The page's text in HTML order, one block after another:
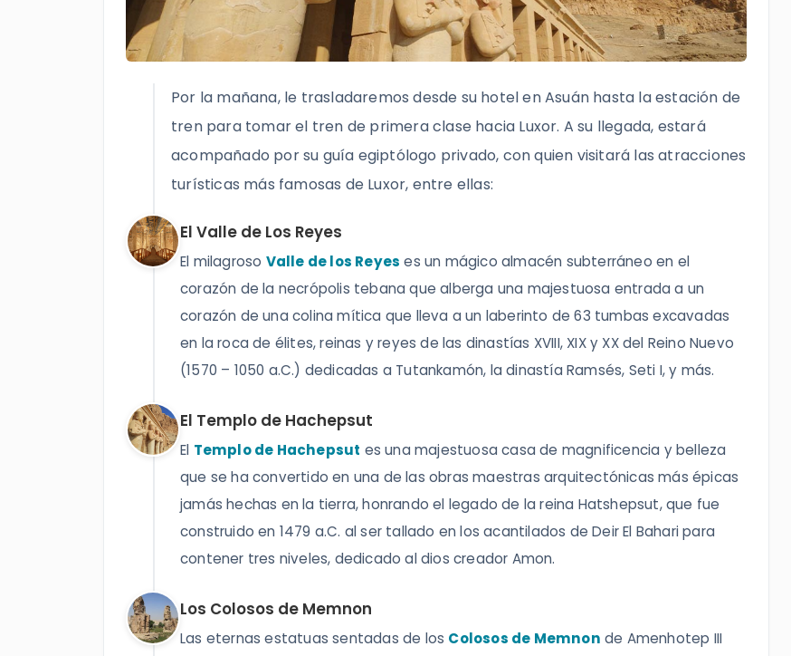
Por la mañana, le trasladaremos desde su hotel en Asuán hasta la estación de
tren para tomar el tren de primera clase hacia Luxor. A su llegada, estará
acompañado por su guía egiptólogo privado, con quien visitará las atracciones
turísticas más famosas de Luxor, entre ellas:
El Valle de Los Reyes
El milagroso Valle de los Reyes es un mágico almacén subterráneo en el
corazón de la necrópolis tebana que alberga una majestuosa entrada a un
corazón de una colina mítica que lleva a un laberinto de 63 tumbas excavadas
en la roca de élites, reinas y reyes de las dinastías XVIII, XIX y XX del Reino Nuevo
(1570 – 1050 a.C.) dedicadas a Tutankamón, la dinastía Ramsés, Seti I, y más.
El Templo de Hachepsut
El Templo de Hachepsut es una majestuosa casa de magnificencia y belleza
que se ha convertido en una de las obras maestras arquitectónicas más épicas
jamás hechas en la tierra, honrando el legado de la reina Hatshepsut, que fue
construido en 1479 a.C. al ser tallado en los acantilados de Deir El Bahari para
contener tres niveles, dedicado al dios creador Amon.
Los Colosos de Memnon
Las eternas estatuas sentadas de los Colosos de Memnon de Amenhotep III